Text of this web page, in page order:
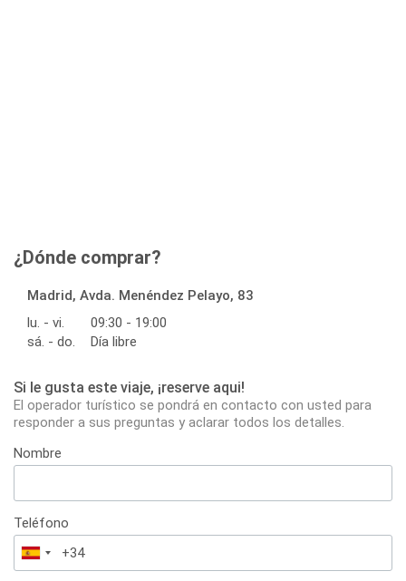
¿Dónde comprar?
Madrid, Avda. Menéndez Pelayo, 83
lu. - vi.
09:30 - 19:00
sá. - do.
Día libre
Si le gusta este viaje, ¡reserve aqui!
El operador turístico se pondrá en contacto con usted para
responder a sus preguntas y aclarar todos los detalles.
Nombre
Teléfono
España
+34